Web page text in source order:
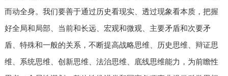
而动全身。我们要善于通过历史看现实、透过现象看本质，把握
好全局和局部、当前和长远、宏观和微观、主要矛盾和次要矛
盾、特殊和一般的关系，不断提高战略思维、历史思维、辩证思
维、系统思维、创新思维、法治思维、底线思维能力，为前瞻性